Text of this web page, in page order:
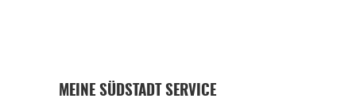
MEINE SÜDSTADT SERVICE